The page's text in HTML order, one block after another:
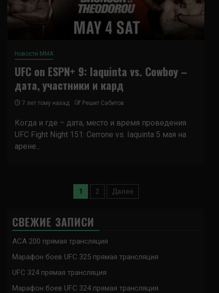
Новости ММА
UFC on ESPN+ 9: Iaquinta vs. Cowboy –
дата, участники и кард
7 лет тому назад Решит Сабитов
Когда и где – дата, место и время проведения
UFC Fight Night 151: Cerrone vs. Iaquinta 5 мая на
арене...
Пагинация
1 2 Далее
СВЕЖИЕ ЗАПИСИ
ACA 200 прямая трансляция
Марафон боев UFC 325 прямая трансляция
UFC 324 прямая трансляция
Марафон боев UFC 324 прямая трансляция